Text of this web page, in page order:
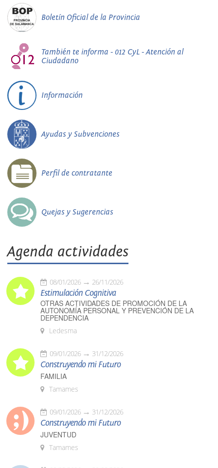
Boletín Oficial de la Provincia
También te informa - 012 CyL - Atención al
Ciudadano
Información
Ayudas y Subvenciones
Perfil de contratante
Quejas y Sugerencias
Agenda actividades
08/01/2026 26/11/2026
Estimulación Cognitiva
OTRAS ACTIVIDADES DE PROMOCIÓN DE LA
AUTONOMÍA PERSONAL Y PREVENCIÓN DE LA
DEPENDENCIA
Ledesma
09/01/2026 31/12/2026
Construyendo mi Futuro
FAMILIA
Tamames
09/01/2026 31/12/2026
Construyendo mi Futuro
JUVENTUD
Tamames